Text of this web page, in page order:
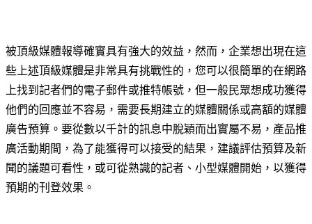
被頂級媒體報導確實具有強大的效益，然而，企業想出現在這
些上述頂級媒體是非常具有挑戰性的，您可以很簡單的在網路
上找到記者們的電子郵件或推特帳號，但一般民眾想成功獲得
他們的回應並不容易，需要長期建立的媒體關係或高額的媒體
廣告預算。要從數以千計的訊息中脫穎而出實屬不易，產品推
廣活動期間，為了能獲得可以接受的結果，建議評估預算及新
聞的議題可看性，或可從熟識的記者、小型媒體開始，以獲得
預期的刊登效果。